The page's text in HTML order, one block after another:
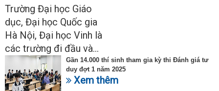
ngành Sư phạm Khoa học tự
nhiên
Trường Đại học Giáo
dục, Đại học Quốc gia
Hà Nội, Đại học Vinh là
các trường đi đầu và...
Gần 14.000 thí sinh tham gia kỳ thi Đánh giá tư
duy đợt 1 năm 2025
Xem thêm